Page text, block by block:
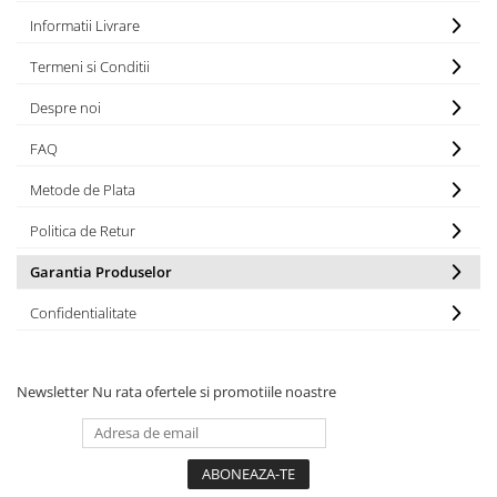
Maturi, mopuri si galeti
Termometre bucatarie
Tigai si Seturi
Unelte si aparate de masura
Uscatoare Rufe
Veioze si Lampi
Vopsele si Pigmenti
Aparate de vidat
Aspiratoare
Fiare, statii & aparate de calcat cu
Informatii Livrare
Termeni si Conditii
Despre noi
FAQ
Metode de Plata
Politica de Retur
Garantia Produselor
Confidentialitate
Newsletter Nu rata ofertele si promotiile noastre